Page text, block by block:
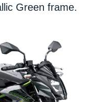
Green frame.